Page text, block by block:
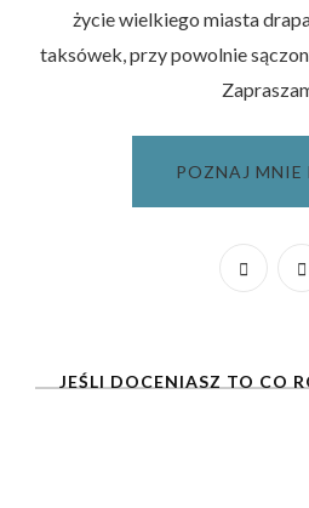
życie wielkiego miasta
taksówek, przy powolnie
POZNAJ MNIE
JEŚLI DOCENIASZ TO CO